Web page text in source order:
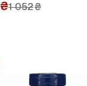
₴1 052₴